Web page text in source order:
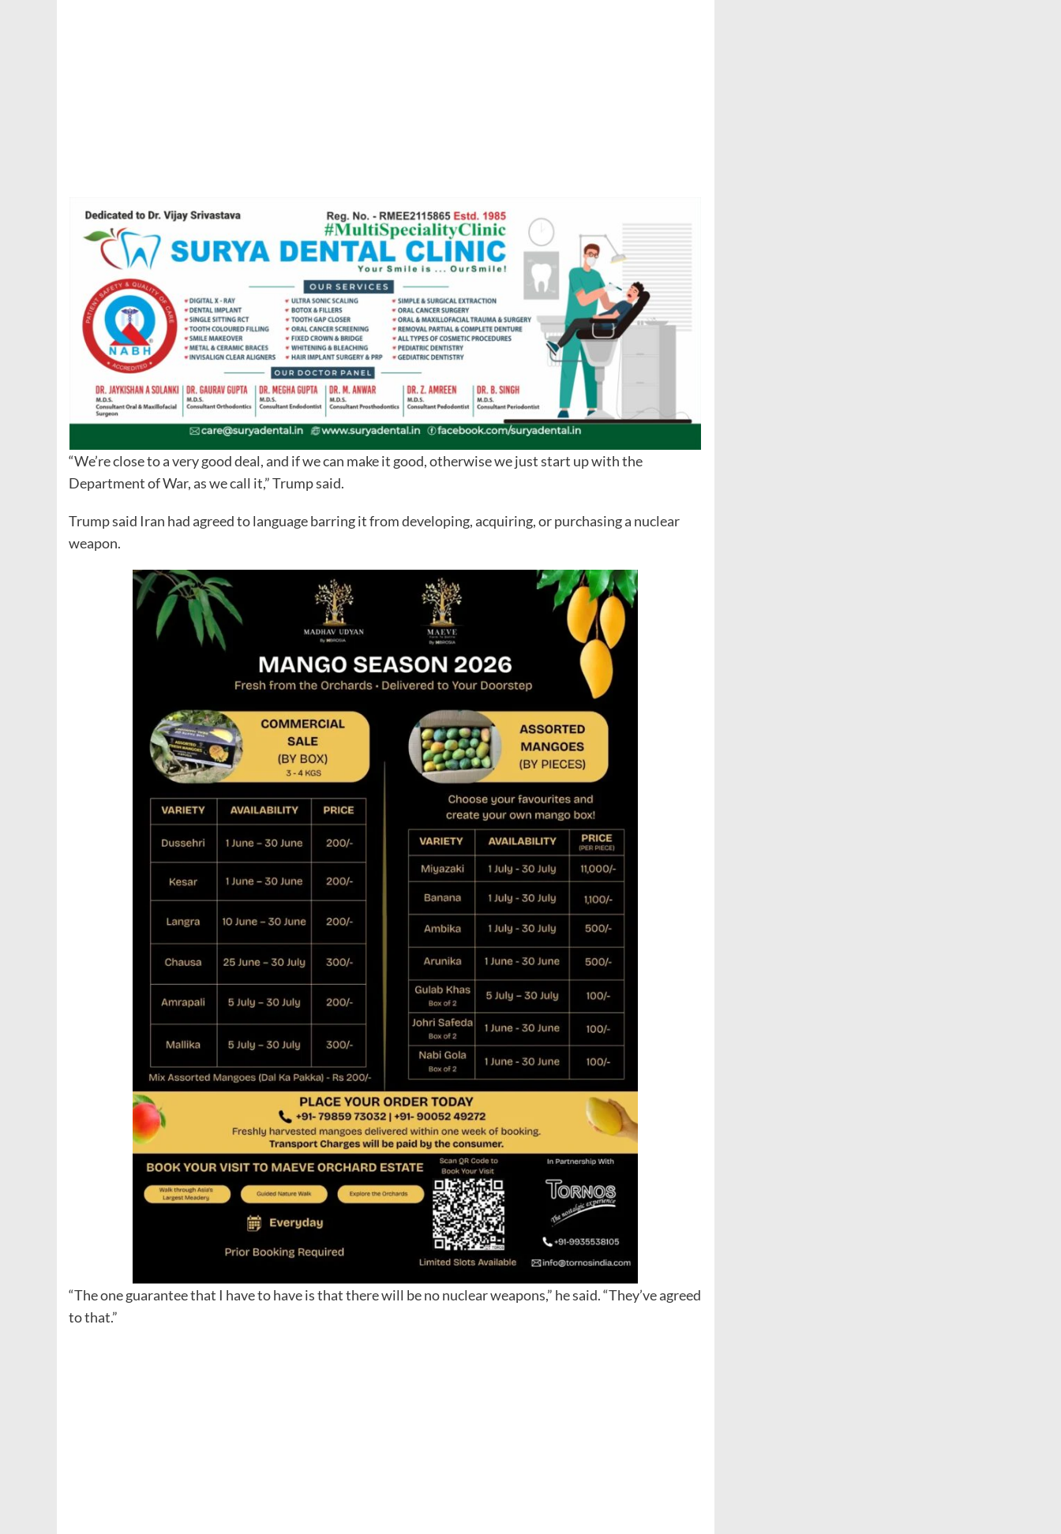
“We’re close to a very good deal, and if we can make it good, otherwise we just start up with the
Department of War, as we call it,” Trump said.
Trump said Iran had agreed to language barring it from developing, acquiring, or purchasing a nuclear
weapon.
“The one guarantee that I have to have is that there will be no nuclear weapons,” he said. “They’ve agreed
to that.”